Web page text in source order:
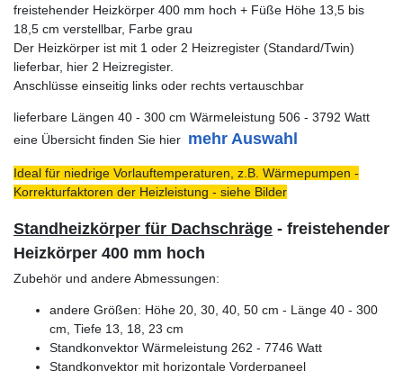
freistehender Heizkörper 400 mm hoch + Füße Höhe 13,5 bis
18,5 cm verstellbar, Farbe grau
Der Heizkörper ist mit 1 oder 2 Heizregister (Standard/Twin)
lieferbar, hier 2 Heizregister.
Anschlüsse einseitig links oder rechts vertauschbar
lieferbare Längen 40 - 300 cm Wärmeleistung 506 - 3792 Watt
eine Übersicht finden Sie hier mehr Auswahl
Ideal für niedrige Vorlauftemperaturen, z.B. Wärmepumpen -
Korrekturfaktoren der Heizleistung - siehe Bilder
Standheizkörper für Dachschräge - freistehender
Heizkörper 400 mm hoch
Zubehör und andere Abmessungen:
andere Größen: Höhe 20, 30, 40, 50 cm - Länge 40 - 300
cm, Tiefe 13, 18, 23 cm
Standkonvektor Wärmeleistung 262 - 7746 Watt
Standkonvektor mit horizontale Vorderpaneel